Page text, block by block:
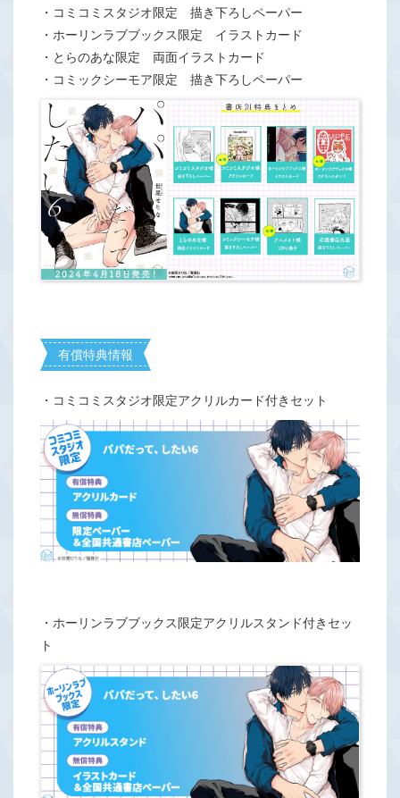
・コミコミスタジオ限定 描き下ろしペーパー
・ホーリンラブブックス限定 イラストカード
・とらのあな限定 両面イラストカード
・コミックシーモア限定 描き下ろしペーパー
有償特典情報
・コミコミスタジオ限定アクリルカード付きセット
・ホーリンラブブックス限定アクリルスタンド付きセッ
ト